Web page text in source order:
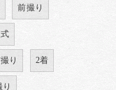
前撮り
り 2着